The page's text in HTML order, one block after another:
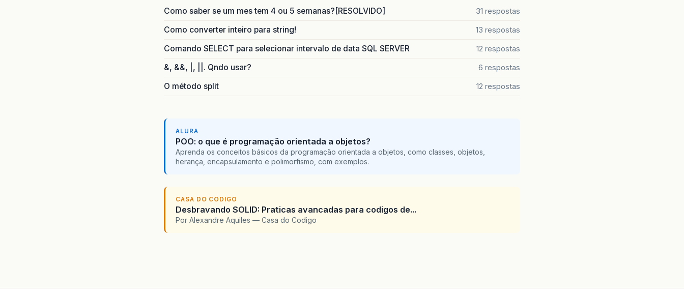
Como saber se um mes tem 4 ou 5 semanas?[RESOLVIDO] 31 respostas
Como converter inteiro para string! 13 respostas
Comando SELECT para selecionar intervalo de data SQL SERVER 12 respostas
&, &&, |, ||. Qndo usar? 6 respostas
O método split 12 respostas
ALURA
POO: o que é programação orientada a objetos?
Aprenda os conceitos básicos da programação orientada a objetos, como classes, objetos,
herança, encapsulamento e polimorfismo, com exemplos.
CASA DO CODIGO
Desbravando SOLID: Praticas avancadas para codigos de...
Por Alexandre Aquiles — Casa do Codigo